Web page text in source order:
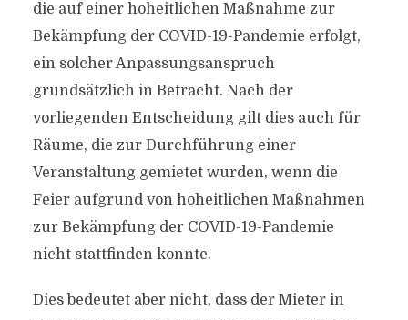
die auf einer hoheitlichen Maßnahme zur
Bekämpfung der COVID-19-Pandemie erfolgt,
ein solcher Anpassungsanspruch
grundsätzlich in Betracht. Nach der
vorliegenden Entscheidung gilt dies auch für
Räume, die zur Durchführung einer
Veranstaltung gemietet wurden, wenn die
Feier aufgrund von hoheitlichen Maßnahmen
zur Bekämpfung der COVID-19-Pandemie
nicht stattfinden konnte.
Dies bedeutet aber nicht, dass der Mieter in